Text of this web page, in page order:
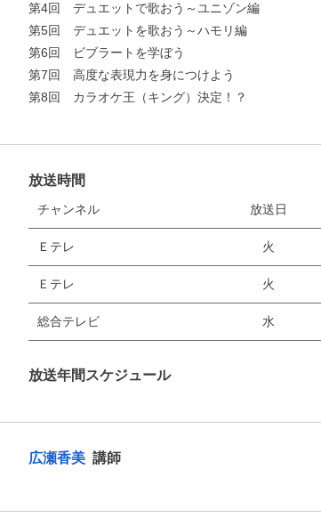
お支払いに進む
他にも商品を買う
第4回 デュエットで歌おう～ユニゾン編
第5回 デュエットを歌おう～ハモリ編
第6回 ビブラートを学ぼう
第7回 高度な表現力を身につけよう
第8回 カラオケ王（キング）決定！？
放送時間
チャンネル 放送日
Ｅテレ 火
Ｅテレ 火
総合テレビ 水
放送年間スケジュール
広瀬香美 講師